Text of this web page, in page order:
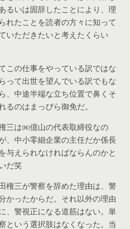
るいは固辞したことにより、理
れたことを読者の方々に知って
いただきたいと考えたくらい
この仕事をやっている訳ではな
って出世を望んでいる訳でもな
、中途半端な立ち位置で鼻くそ
のはまっぴら御免だ。
三は㈱億山の代表取締役なの
、中小零細企業の主任だか係長
与えられなければならんのかと
だ笑
権三が警察を辞めた理由は、警
かったからだ。それ以外の理由
、警視正になる道筋はない。単
という選択肢はなくなった。当